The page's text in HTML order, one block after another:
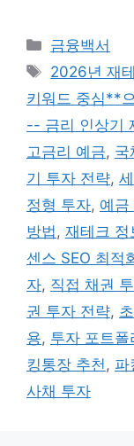
카
테
리
금융백서
태
그
2026년 재
키워드 중심**
-- 금리 인상기
고금리 예금, 국
기 투자 전략,
정형 투자, 예금
방법 , 재테크 정
센스 SEO 최적
자, 직접 채권
권 투자 전략,
용, 투자 포트폴
킹통장 추천 , 파
사채 투자